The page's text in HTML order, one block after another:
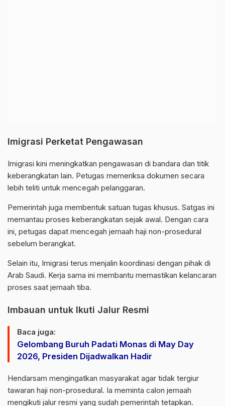
Imigrasi Perketat Pengawasan
Imigrasi kini meningkatkan pengawasan di bandara dan titik
keberangkatan lain. Petugas memeriksa dokumen secara
lebih teliti untuk mencegah pelanggaran.
Pemerintah juga membentuk satuan tugas khusus. Satgas ini
memantau proses keberangkatan sejak awal. Dengan cara
ini, petugas dapat mencegah jemaah haji non-prosedural
sebelum berangkat.
Selain itu, Imigrasi terus menjalin koordinasi dengan pihak di
Arab Saudi. Kerja sama ini membantu memastikan kelancaran
proses saat jemaah tiba.
Imbauan untuk Ikuti Jalur Resmi
Baca juga:
Gelombang Buruh Padati Monas di May Day
2026, Presiden Dijadwalkan Hadir
Hendarsam mengingatkan masyarakat agar tidak tergiur
tawaran haji non-prosedural. Ia meminta calon jemaah
mengikuti jalur resmi yang sudah pemerintah tetapkan.